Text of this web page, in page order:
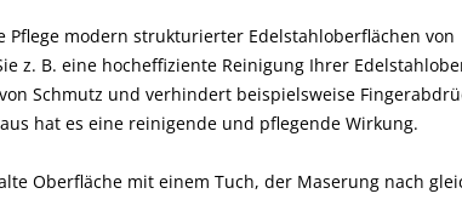
Pflege modern strukturierter Edelstahloberflächen von
z. B. eine hocheffiziente Reinigung Ihrer
Schmutz und verhindert beispielsweise
hat es eine reinigende und pflegende Wirkung.
Oberfläche mit einem Tuch, der Maserung nach